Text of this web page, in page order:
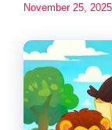
November 25, 2025